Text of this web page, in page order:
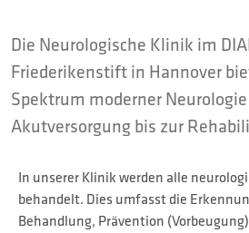
Die Neurologische Klinik im
Friederikenstift in Hannover
Spektrum moderner
Akutversorgung bis zur
In unserer Klinik werden alle
behandelt. Dies umfasst die
Behandlung, Prävention